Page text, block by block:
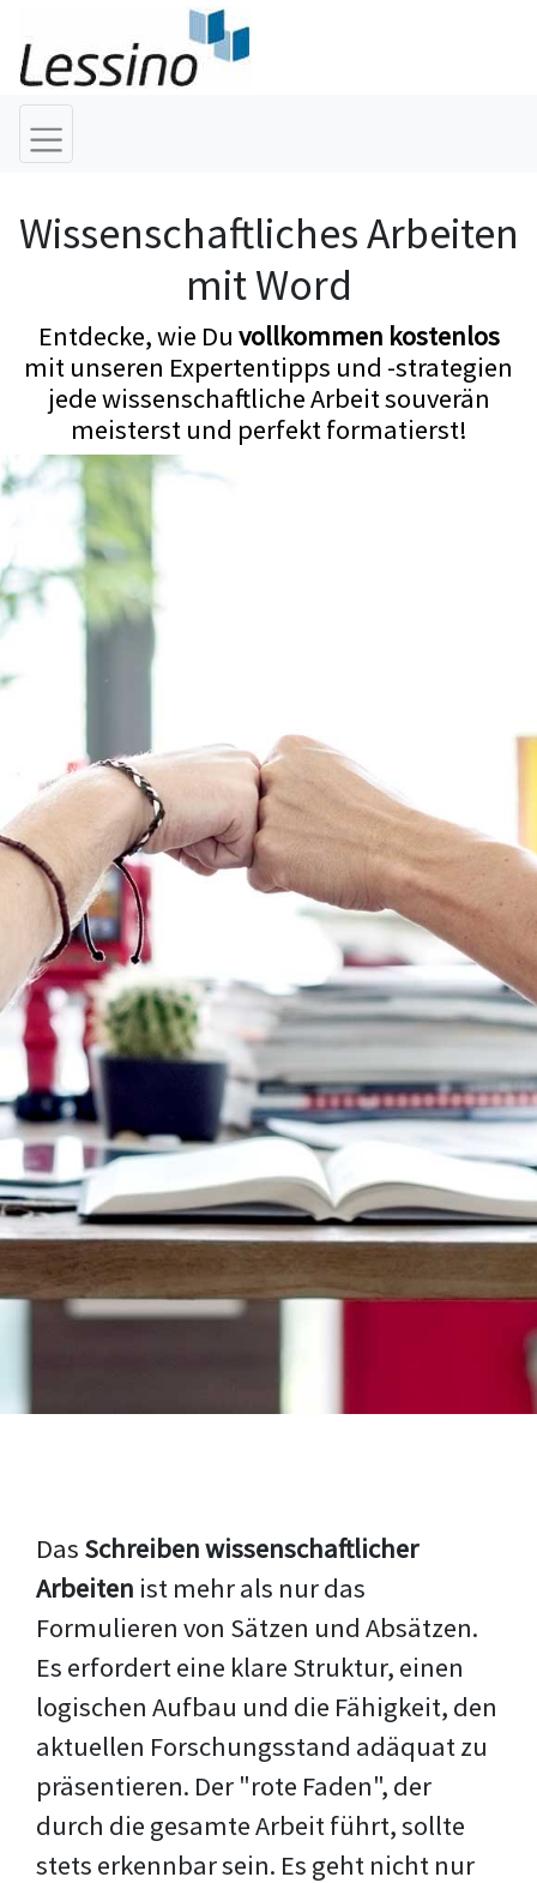
Wissenschaftliches Arbeiten
mit Word
Entdecke, wie Du vollkommen kostenlos
mit unseren Expertentipps und -strategien
jede wissenschaftliche Arbeit souverän
meisterst und perfekt formatierst!
Das Schreiben wissenschaftlicher
Arbeiten ist mehr als nur das
Formulieren von Sätzen und Absätzen.
Es erfordert eine klare Struktur, einen
logischen Aufbau und die Fähigkeit, den
aktuellen Forschungsstand adäquat zu
präsentieren. Der "rote Faden", der
durch die gesamte Arbeit führt, sollte
stets erkennbar sein. Es geht nicht nur